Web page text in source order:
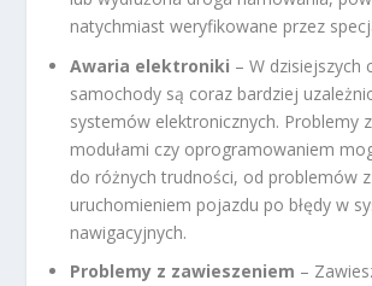
natychmiast weryfikowane przez
Awaria elektroniki – W dzisiejszych
samochody są coraz bardziej
systemów elektronicznych. Problemy
modułami czy oprogramowaniem
do różnych trudności, od problemów z
uruchomieniem pojazdu po błędy w
nawigacyjnych.
Problemy z zawieszeniem –